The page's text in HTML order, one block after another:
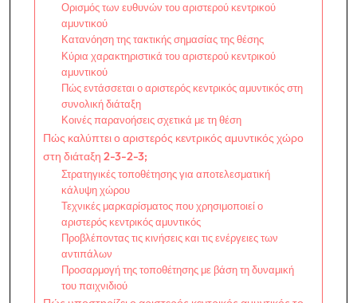
Ορισμός των ευθυνών του αριστερού κεντρικού
αμυντικού
Κατανόηση της τακτικής σημασίας της θέσης
Κύρια χαρακτηριστικά του αριστερού κεντρικού
αμυντικού
Πώς εντάσσεται ο αριστερός κεντρικός αμυντικός στη
συνολική διάταξη
Κοινές παρανοήσεις σχετικά με τη θέση
Πώς καλύπτει ο αριστερός κεντρικός αμυντικός χώρο
στη διάταξη 2-3-2-3;
Στρατηγικές τοποθέτησης για αποτελεσματική
κάλυψη χώρου
Τεχνικές μαρκαρίσματος που χρησιμοποιεί ο
αριστερός κεντρικός αμυντικός
Προβλέποντας τις κινήσεις και τις ενέργειες των
αντιπάλων
Προσαρμογή της τοποθέτησης με βάση τη δυναμική
του παιχνιδιού